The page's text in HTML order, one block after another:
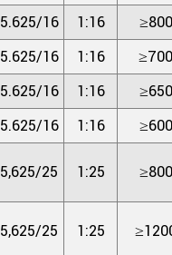
5.625/16 1:16 ≥800
5.625/16 1:16 ≥700
5.625/16 1:16 ≥650
5.625/16 1:16 ≥600
5,625/25 1:25 ≥800
5,625/25 1:25